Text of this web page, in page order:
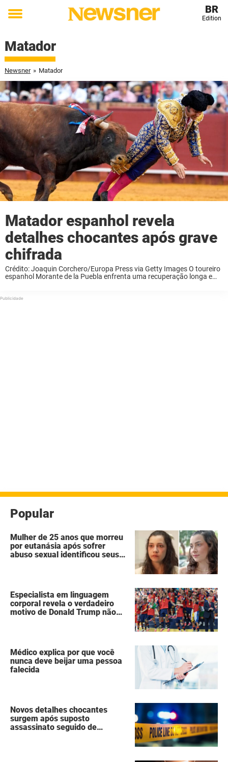
Toggle
BR
Edition
Matador
Newsner » Matador
Matador espanhol revela
detalhes chocantes após grave
chifrada
Crédito: Joaquin Corchero/Europa Press via Getty Images O toureiro
espanhol Morante de la Puebla enfrenta uma recuperação longa e
Popular
Mulher de 25 anos que morreu
por eutanásia após sofrer
abuso sexual identificou seus
Especialista em linguagem
corporal revela o verdadeiro
motivo de Donald Trump não
Médico explica por que você
nunca deve beijar uma pessoa
falecida
Novos detalhes chocantes
surgem após suposto
assassinato seguido de